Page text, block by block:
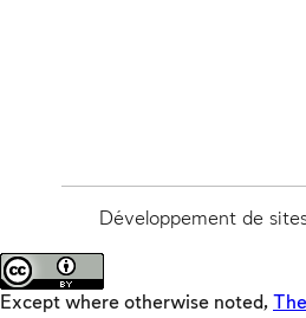
Développement de
Except where otherwise noted,